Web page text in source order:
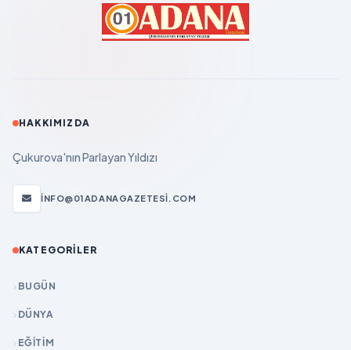
HAKKIMIZDA
Çukurova'nın Parlayan Yıldızı
INFO@01ADANAGAZETESI.COM
KATEGORILER
BUGÜN
DÜNYA
EĞİTİM